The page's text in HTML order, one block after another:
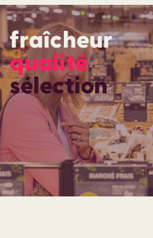
fraîcheur
qualité
sélection